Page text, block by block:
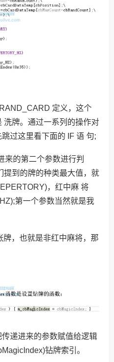
定义，这个
洗牌。通过一系列的操作对
过这里看下面的 IF 语 句;
来的第二个参数进行判
提到的牌的种类最大值，就
，红中麻 将
第一个参数当然就是我
，也就是非红中麻将，那
递进来的参数赋值给逻辑
钻牌索引。